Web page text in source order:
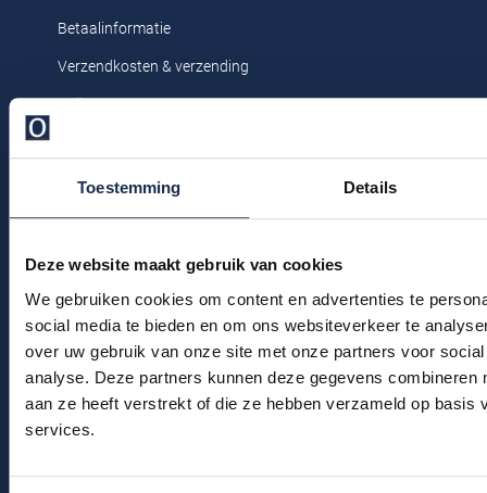
Toestemming Details
Deze website maakt gebruik van cookies
We gebruiken cookies om content en advertenties te
social media te bieden en om ons websiteverkeer te
over uw gebruik van onze site met onze partners voor
analyse. Deze partners kunnen deze gegevens combineren
aan ze heeft verstrekt of die ze hebben verzameld op basis
services.
R2
Seidensticker
Tommy Hilfiger
Vanguard
Replay
Reset
Schiesser
Seidensticker
Slater
Superdry
Betaalinformatie
Verzendkosten & verzending
Ruilen & retourneren
Veelgestelde vragen
Kledingonderhoud
Klantenservice
Actievoorwaarden
Winkel
Winkel & Openingstijden
Contact